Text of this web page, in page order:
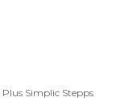
Plus Simplic Stepps